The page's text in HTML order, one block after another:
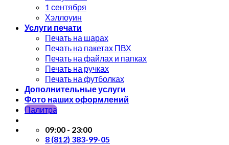
1 сентября
Хэллоуин
Услуги печати
Печать на шарах
Печать на пакетах ПВХ
Печать на файлах и папках
Печать на ручках
Печать на футболках
Дополнительные услуги
Фото наших оформлений
Палитра
09:00 - 23:00
8 (812) 383-99-05